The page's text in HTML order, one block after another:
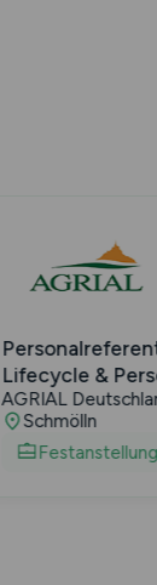
Lifecycle &
AGRIAL
Schmölln
Festanstellung